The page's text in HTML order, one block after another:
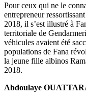
Pour ceux qui ne le
entrepreneur
2018, il s’est illustré à
territoriale de
véhicules avaient été
populations de Fana
la jeune fille albinos
2018.
Abdoulaye